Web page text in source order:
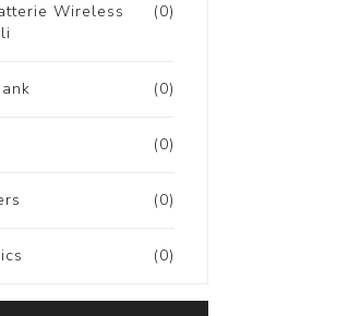
(0)
Wireless
(0)
(0)
(0)
(0)